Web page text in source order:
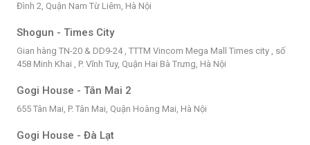
Đình 2, Quận Nam Từ Liêm, Hà Nội
Shogun - Times City
Gian hàng TN-20 & DD9-24 , TTTM Vincom Mega Mall Times city , số
458 Minh Khai , P. Vĩnh Tuy, Quận Hai Bà Trưng, Hà Nội
Gogi House - Tân Mai 2
655 Tân Mai, P. Tân Mai, Quận Hoàng Mai, Hà Nội
Gogi House - Đà Lạt